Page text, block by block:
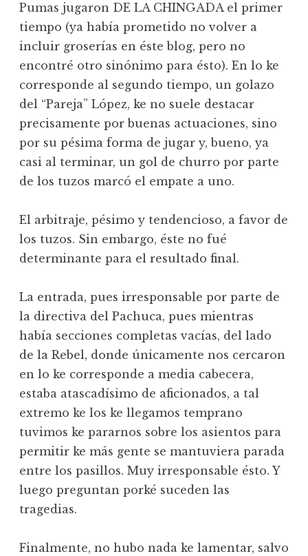
Pumas jugaron DE LA CHINGADA el primer
tiempo (ya había prometido no volver a
incluir groserías en éste blog, pero no
encontré otro sinónimo para ésto). En lo ke
corresponde al segundo tiempo, un golazo
del “Pareja” López, ke no suele destacar
precisamente por buenas actuaciones, sino
por su pésima forma de jugar y, bueno, ya
casi al terminar, un gol de churro por parte
de los tuzos marcó el empate a uno.
El arbitraje, pésimo y tendencioso, a favor de
los tuzos. Sin embargo, éste no fué
determinante para el resultado final.
La entrada, pues irresponsable por parte de
la directiva del Pachuca, pues mientras
había secciones completas vacías, del lado
de la Rebel, donde únicamente nos cercaron
en lo ke corresponde a media cabecera,
estaba atascadísimo de aficionados, a tal
extremo ke los ke llegamos temprano
tuvimos ke pararnos sobre los asientos para
permitir ke más gente se mantuviera parada
entre los pasillos. Muy irresponsable ésto. Y
luego preguntan porké suceden las
tragedias.
Finalmente, no hubo nada ke lamentar, salvo